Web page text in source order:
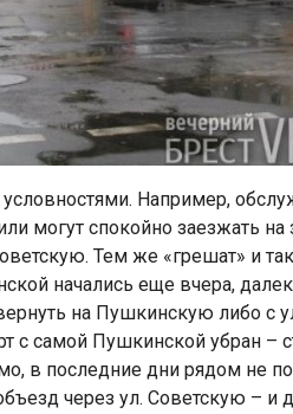
условностями. Например,
могут спокойно заезжать
Тем же «грешат» и
начались еще вчера,
на Пушкинскую либо с
с самой Пушкинской убран –
в последние дни рядом не
через ул. Советскую –